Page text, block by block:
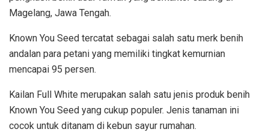
Magelang, Jawa Tengah.
Known You Seed tercatat sebagai salah satu merk benih
andalan para petani yang memiliki tingkat kemurnian
mencapai 95 persen.
Kailan Full White merupakan salah satu jenis produk benih
Known You Seed yang cukup populer. Jenis tanaman ini
cocok untuk ditanam di kebun sayur rumahan.